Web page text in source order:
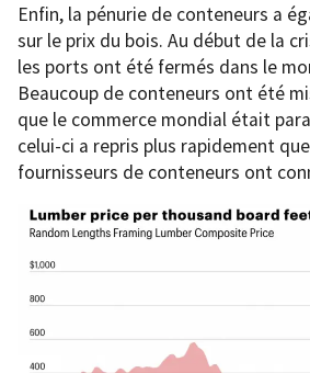
Enfin, la pénurie de conteneurs a
sur le prix du bois. Au début de la
les ports ont été fermés dans le
Beaucoup de conteneurs ont été
que le commerce mondial était
celui-ci a repris plus rapidement
fournisseurs de conteneurs ont